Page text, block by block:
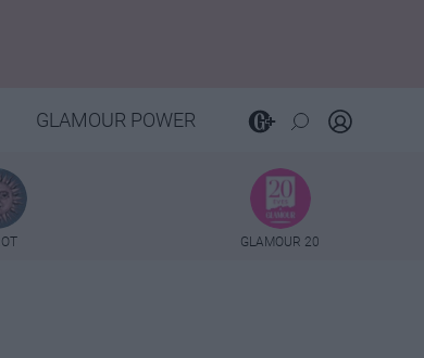
GLAMOUR POWER
GLAMOUR 20